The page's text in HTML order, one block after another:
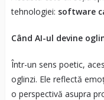
tehnologiei: software
Când AI-ul devine
Într-un sens poetic,
oglinzi. Ele reflectă
o perspectivă asupra